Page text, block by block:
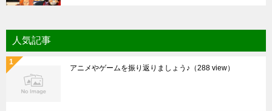
人気記事
アニメやゲームを振り返りましょう♪ （288 view）